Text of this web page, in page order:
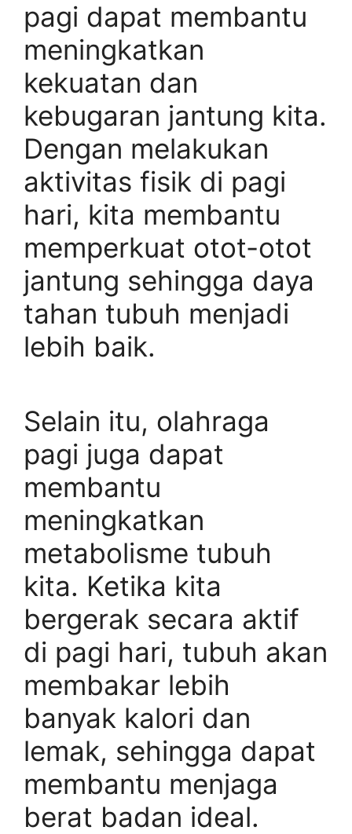
pagi dapat membantu
meningkatkan
kekuatan dan
kebugaran jantung kita.
Dengan melakukan
aktivitas fisik di pagi
hari, kita membantu
memperkuat otot-otot
jantung sehingga daya
tahan tubuh menjadi
lebih baik.
Selain itu, olahraga
pagi juga dapat
membantu
meningkatkan
metabolisme tubuh
kita. Ketika kita
bergerak secara aktif
di pagi hari, tubuh akan
membakar lebih
banyak kalori dan
lemak, sehingga dapat
membantu menjaga
berat badan ideal.